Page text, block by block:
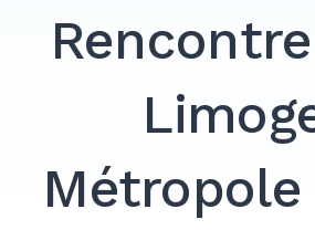
Search
for:
Métropole